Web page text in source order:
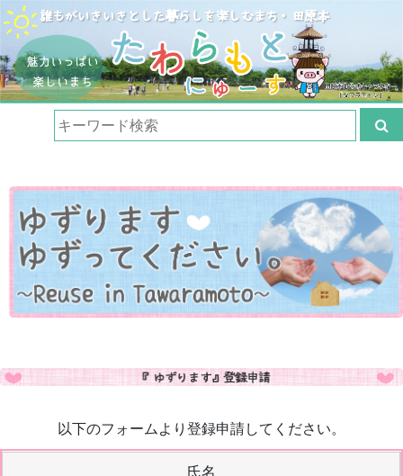
以下のフォームより登録申請してください。
氏名